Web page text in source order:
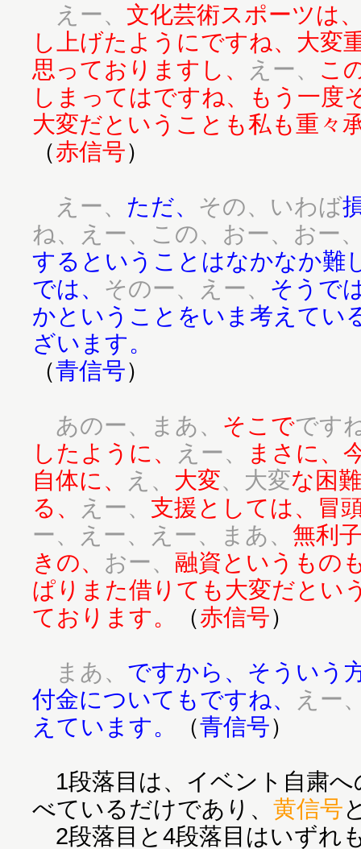
えー、 文化芸術スポーツは
し上げたようにですね、大変
思っておりますし、
えー、 こ
しまってはですね、もう一度
大変だということも私も重々
（赤信号）
えー、 ただ、 その、いわば
ね、えー、この、おー、おー
するということはなかなか難
では、 そのー、えー、 そうで
かということをいま考えてい
ざいます。
（青信号）
あのー、まあ、 そこでです
したように、
えー、
まさに、
自体に、
え、 大変、大変な困
る、
えー、 支援としては、冒
ー、えー、えー、まあ、 無利
きの、 おー、 融資というもの
ぱりまた借りても大変だとい
ております。
（赤信号）
まあ、 ですから、そういう
付金についてもですね、
えー
えています。
（青信号）
1段落目は、イベント自粛へ
べているだけであり、 黄信号
2段落目と4段落目はいずれ